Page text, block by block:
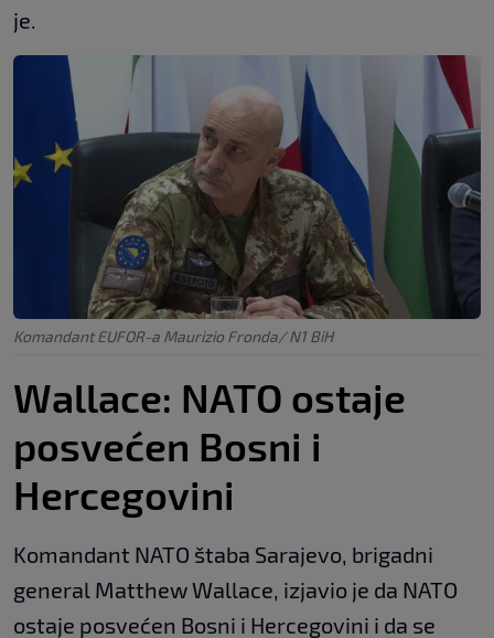
je.
Komandant EUFOR-a Maurizio Fronda/ N1 BiH
Wallace: NATO ostaje
posvećen Bosni i
Hercegovini
Komandant NATO štaba Sarajevo, brigadni
general Matthew Wallace, izjavio je da NATO
ostaje posvećen Bosni i Hercegovini i da se